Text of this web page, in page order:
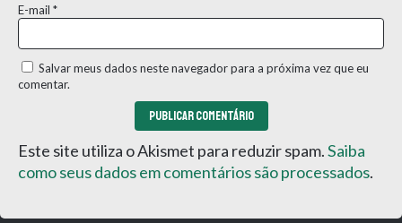
E-mail *
Salvar meus dados neste navegador para a próxima vez que eu
comentar.
Este site utiliza o Akismet para reduzir spam.Saiba
como seus dados em comentários são processados.